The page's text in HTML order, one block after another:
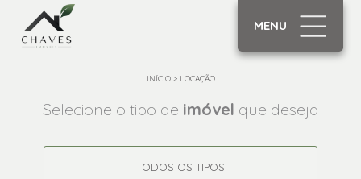
MENU
INÍCIO> LOCAÇÃO
Selecione o tipo de imóvel que deseja
TODOS OS TIPOS